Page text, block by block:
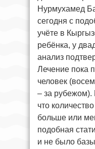
Нурмухамед
сегодня с
учёте в
ребёнка, у
анализ
Лечение пока
человек
– за
что
больше или
подобная
и не было